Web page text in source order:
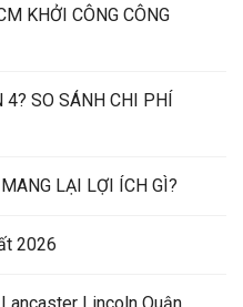
KHỞI CÔNG CÔNG
4? SO SÁNH CHI PHÍ
LẠI LỢI ÍCH GÌ?
2026